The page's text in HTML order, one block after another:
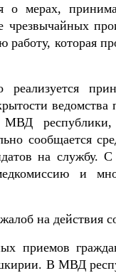
о мерах,
которая
республики,
сообщается
на службу.
и
на действия
приемов
В МВД